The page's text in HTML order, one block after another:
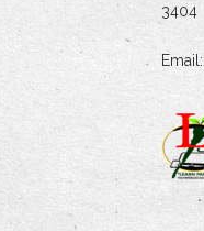
3404
Email: